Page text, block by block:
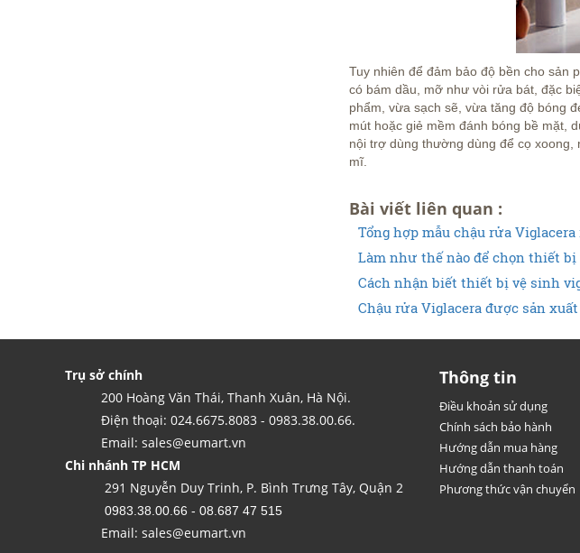
Tuy nhiên để đảm bảo độ bền cho sản
có bám dầu, mỡ như vòi rửa bát, đặc
phẩm, vừa sạch sẽ, vừa tăng độ bóng
mút hoặc giẻ mềm đánh bóng bề mặt,
nội trợ dùng thường dùng để cọ xoong,
mĩ.
Bài viết liên quan :
Tổng hợp mẫu chậu rửa
Làm như thế nào để chọn thiết
Cách nhận biết thiết bị vệ sinh
Chậu rửa Viglacera được sản
Trụ sở chính
200 Hoàng Văn Thái, Thanh Xuân, Hà Nội.
Điện thoại: 024.6675.8083 - 0983.38.00.66.
Email: sales@eumart.vn
Chi nhánh TP HCM
291 Nguyễn Duy Trinh, P. Bình Trưng Tây, Quận 2
0983.38.00.66 - 08.687 47 515
Email: sales@eumart.vn
Thông tin
Điều khoản sử dụng
Chính sách bảo hành
Hướng dẫn mua hàng
Hướng dẫn thanh toán
Phương thức vận chuyển